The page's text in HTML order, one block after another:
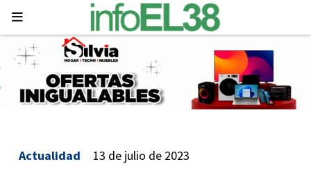
Actualidad 13 de julio de 2023